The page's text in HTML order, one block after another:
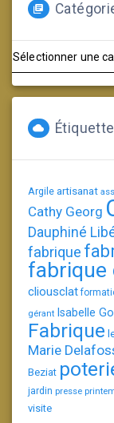
Argile artisanat
Cathy Georg
Dauphiné
fabrique
fabrique
cliousclat
gérant Isabelle
Fabrique
Marie
Beziat
jardin presse
visite